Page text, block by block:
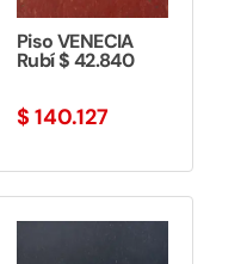
Piso VENECIA
Rubí $ 42.840
$ 140.127